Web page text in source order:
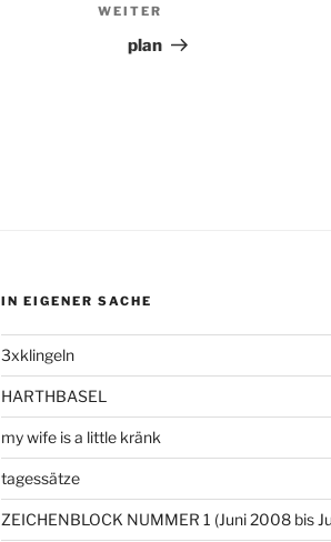
Beitrag
WEITER
plan
IN EIGENER SACHE
3xklingeln
HARTHBASEL
my wife is a little kränk
tagessätze
ZEICHENBLOCK NUMMER 1 (Juni 2008 bis